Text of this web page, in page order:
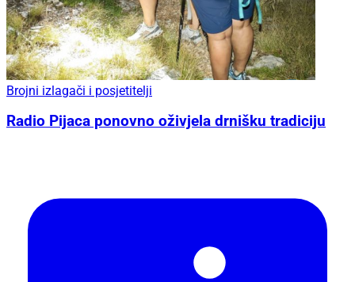
Brojni izlagači i posjetitelji
Radio Pijaca ponovno oživjela drnišku tradiciju